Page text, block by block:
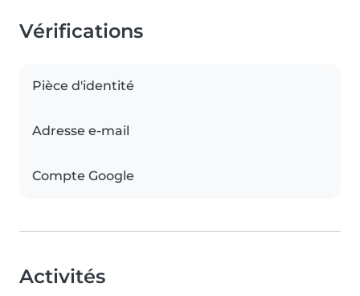
Vérifications
Pièce d'identité
Adresse e-mail
Compte Google
Activités